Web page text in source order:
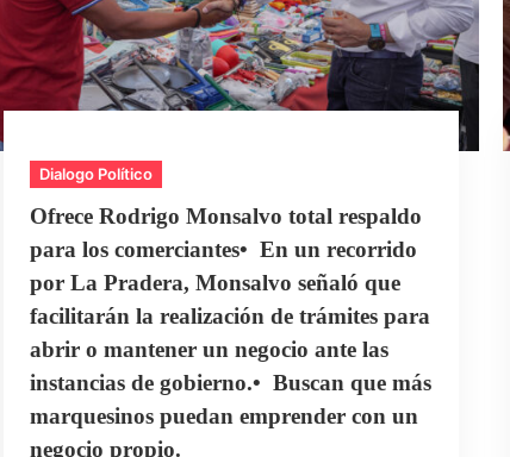
Dialogo Político
Ofrece Rodrigo Monsalvo total respaldo
para los comerciantes•⁠ ⁠En un recorrido
por La Pradera, Monsalvo señaló que
facilitarán la realización de trámites para
abrir o mantener un negocio ante las
instancias de gobierno.•⁠ ⁠Buscan que más
marquesinos puedan emprender con un
negocio propio.